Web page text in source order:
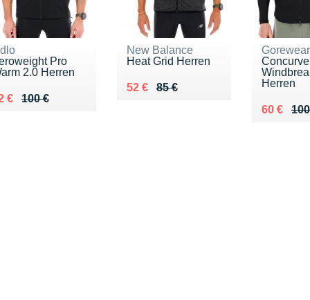
Pro
2.0 Herren
100 €
lieu de 100 €
€ 62 €
New Balance
Heat Grid Herren
85 €
Au lieu de 85 €
52 €
Vendu 52 €
Gorewear
Concurve
Herren
Au lieu
60 €
Vendu